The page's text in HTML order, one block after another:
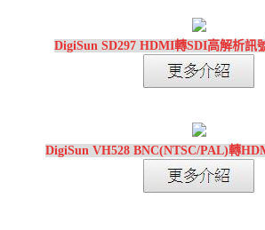
DigiSun SD297 HDMI轉SDI高解析訊
DigiSun VH528 BNC(NTSC/PAL)轉